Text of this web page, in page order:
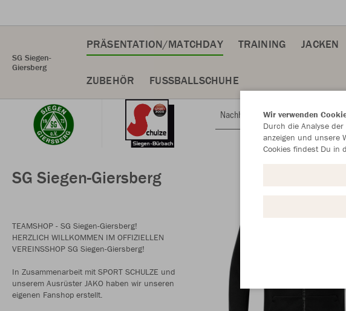
SG Siegen-
Giersberg
PRÄSENTATION/MATCHDAY TRAINING JACKEN
ZUBEHÖR FUSSBALLSCHUHE
SG Siegen-Giersberg
TEAMSHOP - SG Siegen-Giersberg!
HERZLICH WILLKOMMEN IM OFFIZIELLEN
VEREINSSHOP SG Siegen-Giersberg!
In Zusammenarbeit mit SPORT SCHULZE und
unserem Ausrüster JAKO haben wir unseren
eigenen Fanshop erstellt.
Nachhaltig
Wir verwenden
Durch die Analyse
anzeigen und unsere
Cookies findest Du in